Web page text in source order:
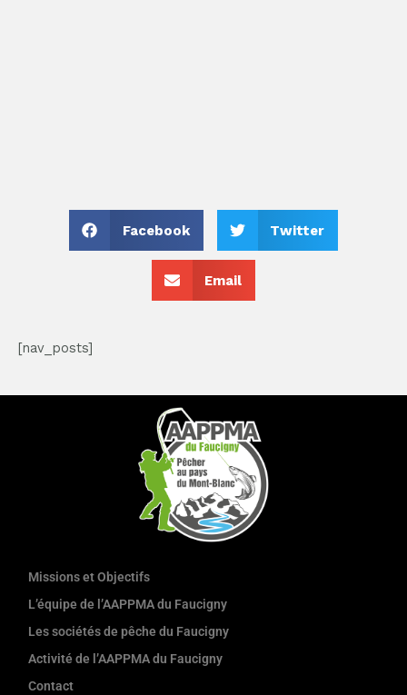
Facebook Twitter
Email
[nav_posts]
Missions et Objectifs
L’équipe de l’AAPPMA du Faucigny
Les sociétés de pêche du Faucigny
Activité de l’AAPPMA du Faucigny
Contact